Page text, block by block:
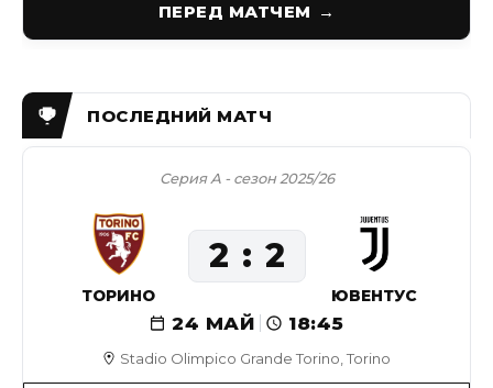
ПЕРЕД МАТЧЕМ
Stadio Olimpico Grande Torino, Torino
Серия А - сезон 2025/26
24 МАЙ 18:45
ТОРИНО
2 2
ЮВЕНТУС